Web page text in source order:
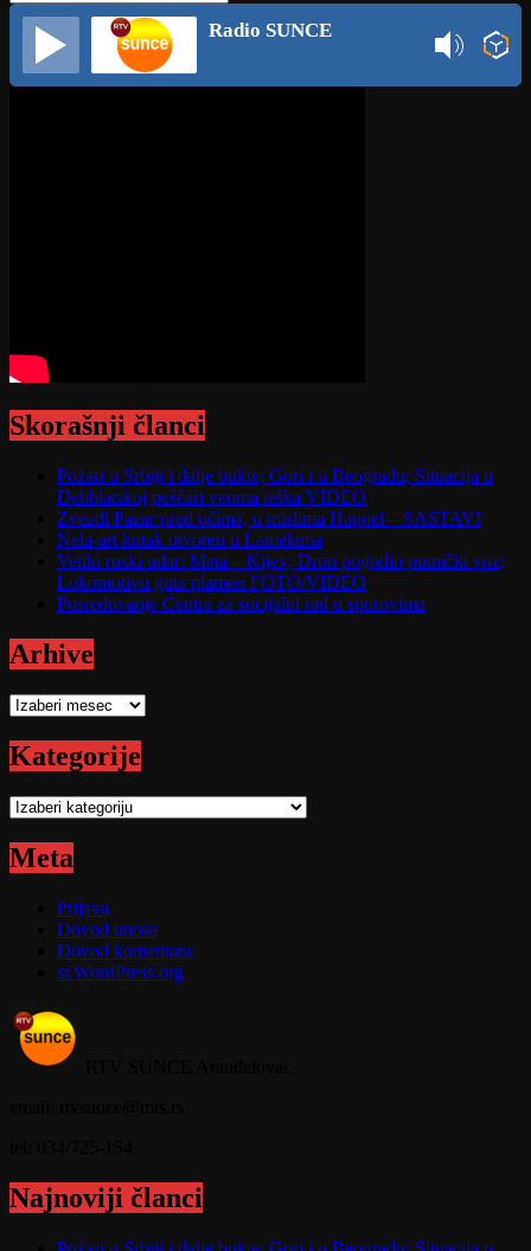
Radio SUNCE
Skorašnji članci
Požari u Srbiji i dalje bukte; Gori i u Beogradu; Situacija u
Deliblatskoj peščari veoma teška VIDEO
Zvezdi Pazar pred očima, u mislima Hapoel – SASTAVI
Nela-art kutak otvoren u Lamelama
Veliki ruski udar: Meta – Kijev; Dron pogodio putnički voz;
Lokomotivu guta plamen FOTO/VIDEO
Posredovanje Centra za socijalni rad u sporovima
Arhive
Arhive
Kategorije
Kategorije
Meta
Prijava
Dovod unosa
Dovod komentara
sr.WordPress.org
Najnoviji članci